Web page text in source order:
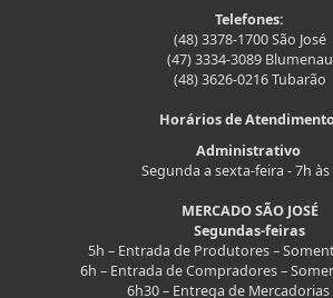
Telefones:
(48) 3378-1700 São José
(47) 3334-3089 Blumenau
(48) 3626-0216 Tubarão
Horários de
Administrativo
Segunda a sexta-feira - 7h às
MERCADO SÃO JOSÉ
Segundas-feiras
5h – Entrada de Produtores –
6h – Entrada de Compradores –
6h30 – Entrega de Mercadorias